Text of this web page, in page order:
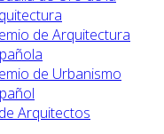
de Arquitectura
de Urbanismo
Arquitectos